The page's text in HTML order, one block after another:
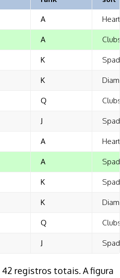
A
A
K
K
Q
J
A
A
K
K
Q
J
42 registros totais. A figura